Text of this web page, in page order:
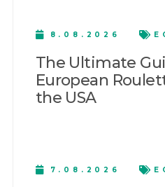
8.08.2026
The Ultimate
European
the USA
7.08.2026